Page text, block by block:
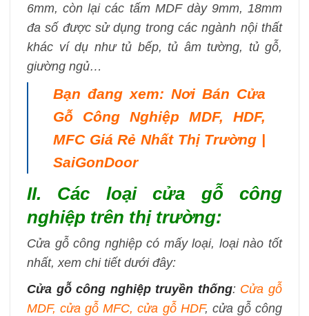
6mm, còn lại các tấm MDF dày 9mm, 18mm
đa số được sử dụng trong các ngành nội thất
khác ví dụ như tủ bếp, tủ âm tường, tủ gỗ,
giường ngủ…
Bạn đang xem: Nơi Bán Cửa
Gỗ Công Nghiệp MDF, HDF,
MFC Giá Rẻ Nhất Thị Trường |
SaiGonDoor
II. Các loại cửa gỗ công
nghiệp trên thị trường:
Cửa gỗ công nghiệp có mấy loại, loại nào tốt
nhất, xem chi tiết dưới đây:
Cửa gỗ công nghiệp truyền thống: Cửa gỗ
MDF, cửa gỗ MFC, cửa gỗ HDF, cửa gỗ công